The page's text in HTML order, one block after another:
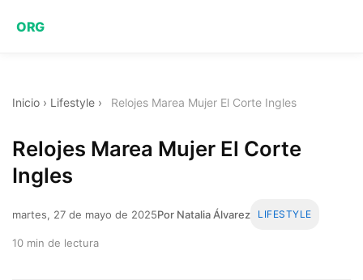
ORG
Inicio › Lifestyle › Relojes Marea Mujer El Corte Ingles
Relojes Marea Mujer El Corte
Ingles
martes, 27 de mayo de 2025Por Natalia Álvarez LIFESTYLE
10 min de lectura